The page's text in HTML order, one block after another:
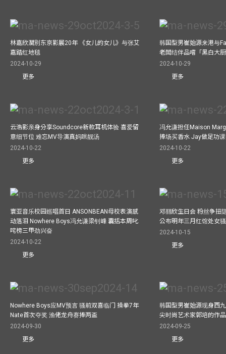
林嘉欣濶別东京影展20年 《女儿的女儿》与张艾
嘉踏红地毯
2024-10-29
更多
韩国型男崔始源来港与
老闆结伴品嚐「黑白大
2024-10-29
更多
云浩影亲身分享Soundcore新款耳机体验 喜爱留
意细节位 难忘MV导演真妈咪靓汤
2024-10-22
更多
冯允谦担任Maison
捧场买香水 Jay做足功
2024-10-22
更多
寰亚音乐校园巡唱首日 ANSONBEAN母校表演感
动落泪 Nowhere Boys冯允谦梁钊峰 囊括本周叱
咤榜三甲劲兴奋
2024-10-22
更多
邓丽欣生日会 粉丝争扭
公布明年三月红馆处女
2024-10-15
更多
Nowhere Boys应MV预言 骚前双喜临门 操拳7年
Nate首次夺奖 渔佬龙舟赛捧两盃
2024-09-30
更多
韩国型男崔始源现身西
尖时尚艺术家郭培的作
2024-09-25
更多